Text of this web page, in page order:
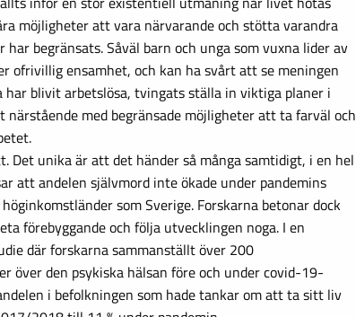
möjligheter att vara närvarande och stötta varandra
begränsats. Såväl barn och unga som vuxna lider av
ofrivillig ensamhet, och kan ha svårt att se meningen
har blivit arbetslösa, tvingats ställa in viktiga planer i
med begränsade möjligheter att ta farväl och
Det unika är att det händer så många samtidigt, i en hel
att andelen självmord inte ökade under pandemins
som Sverige. Forskarna betonar dock
förebyggande och följa utvecklingen noga. I en
där forskarna sammanställt över 200
över den psykiska hälsan före och under covid-19-
i befolkningen som hade tankar om att ta sitt liv